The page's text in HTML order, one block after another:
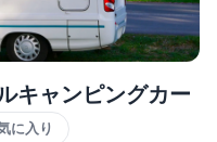
キャンピングカー
に入り